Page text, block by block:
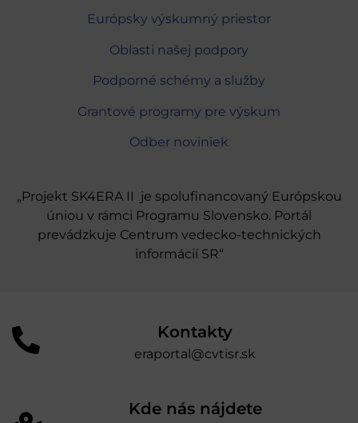
Európsky výskumný priestor
Oblasti našej podpory
Podporné schémy a služby
Grantové programy pre výskum
Odber noviniek
„Projekt SK4ERA II je spolufinancovaný Európskou
úniou v rámci Programu Slovensko. Portál
prevádzkuje Centrum vedecko-technických
informácií SR“
Kontakty
eraportal@cvtisr.sk
Kde nás nájdete